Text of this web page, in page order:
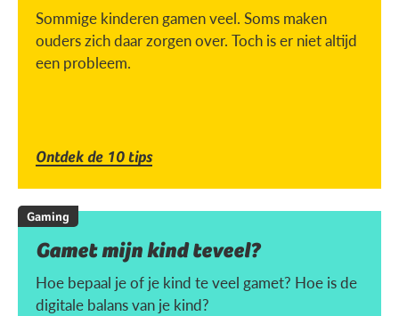
Sommige kinderen gamen veel. Soms maken
ouders zich daar zorgen over. Toch is er niet altijd
een probleem.
Ontdek de 10 tips
Gaming
Gamet mijn kind teveel?
Hoe bepaal je of je kind te veel gamet? Hoe is de
digitale balans van je kind?